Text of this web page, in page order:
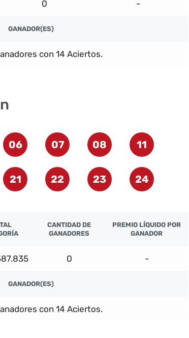
0 -
GANADOR(ES)
con 14 Aciertos.
06 07 08 11
21 22 23 24
CANTIDAD DE
GANADORES
PREMIO LÍQUIDO POR
GANADOR
0 -
GANADOR(ES)
con 14 Aciertos.